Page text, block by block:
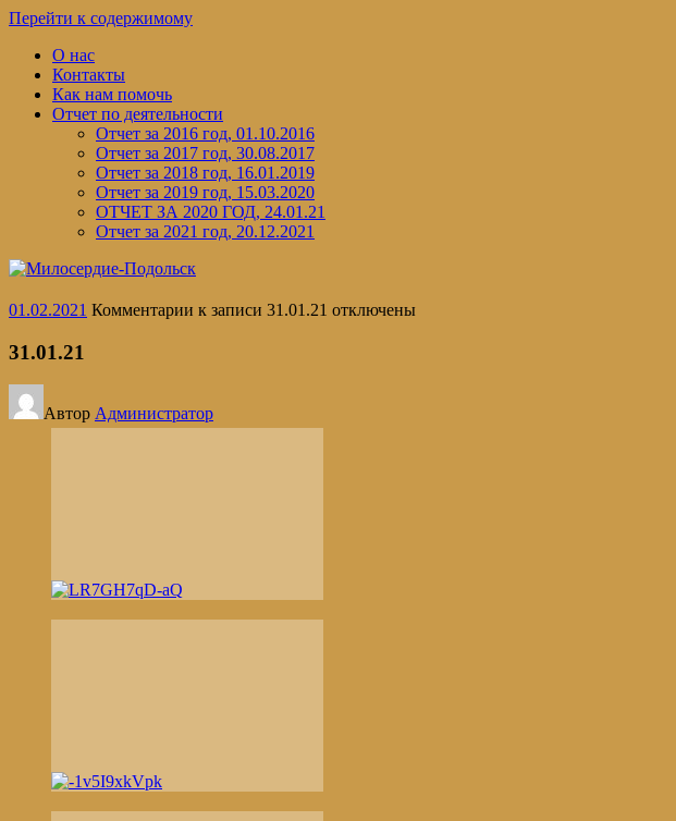
Перейти к содержимому
О нас
Контакты
Как нам помочь
Отчет по деятельности
Отчет за 2016 год, 01.10.2016
Отчет за 2017 год, 30.08.2017
Отчет за 2018 год, 16.01.2019
Отчет за 2019 год, 15.03.2020
ОТЧЕТ ЗА 2020 ГОД, 24.01.21
Отчет за 2021 год, 20.12.2021
01.02.2021 Комментарии к записи 31.01.21 отключены
31.01.21
Автор Администратор